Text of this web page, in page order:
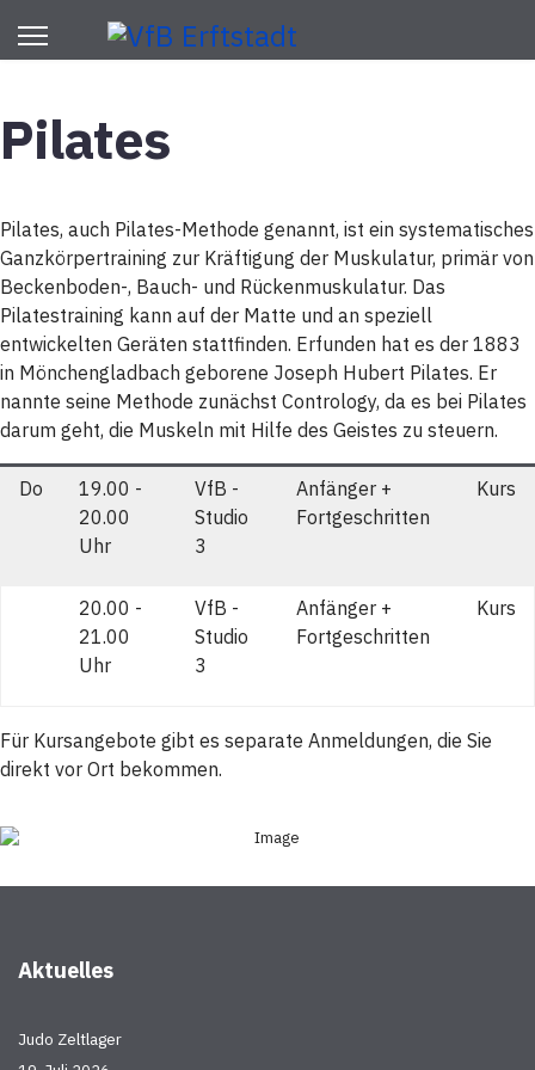
Pilates
Pilates, auch Pilates-Methode genannt, ist ein systematisches
Ganzkörpertraining zur Kräftigung der Muskulatur, primär von
Beckenboden-, Bauch- und Rückenmuskulatur. Das
Pilatestraining kann auf der Matte und an speziell
entwickelten Geräten stattfinden. Erfunden hat es der 1883
in Mönchengladbach geborene Joseph Hubert Pilates. Er
nannte seine Methode zunächst Contrology, da es bei Pilates
darum geht, die Muskeln mit Hilfe des Geistes zu steuern.
Do
19.00 -
20.00
Uhr
VfB -
Studio
3
Anfänger +
Fortgeschritten
Kurs
20.00 -
21.00
Uhr
VfB -
Studio
3
Anfänger +
Fortgeschritten
Kurs
Für Kursangebote gibt es separate Anmeldungen, die Sie
direkt vor Ort bekommen.
Aktuelles
Judo Zeltlager